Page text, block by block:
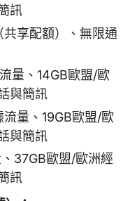
訊
享配額）、無限通
量、14GB歐盟/歐
與簡訊
量、19GB歐盟/歐
與簡訊
37GB歐盟/歐洲經
訊